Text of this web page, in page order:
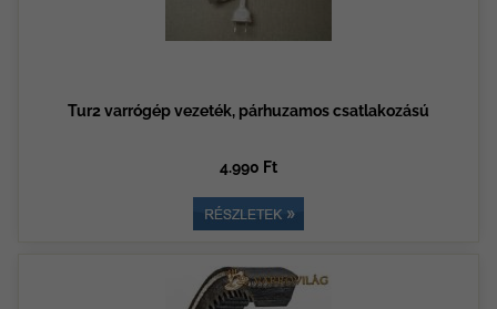
Tur2 varrógép vezeték, párhuzamos csatlakozású
4.990 Ft